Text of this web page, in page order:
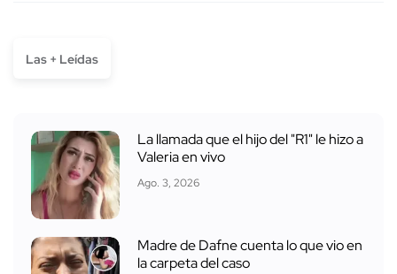
Las + Leídas
La llamada que el hijo del "R1" le hizo a
Valeria en vivo
Ago. 3, 2026
Madre de Dafne cuenta lo que vio en
la carpeta del caso